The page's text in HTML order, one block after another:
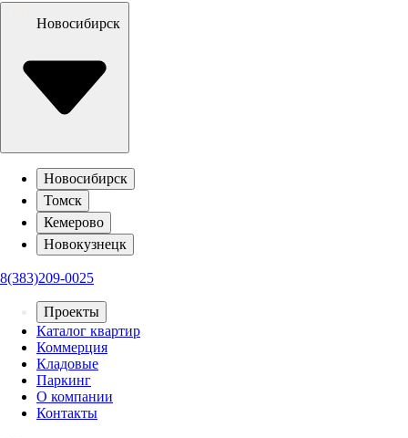
Новосибирск
Новосибирск
Томск
Кемерово
Новокузнецк
8(383)209-0025
Проекты
Каталог квартир
Коммерция
Кладовые
Паркинг
О компании
Контакты